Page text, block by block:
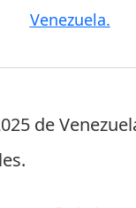
Venezuela.
de
.